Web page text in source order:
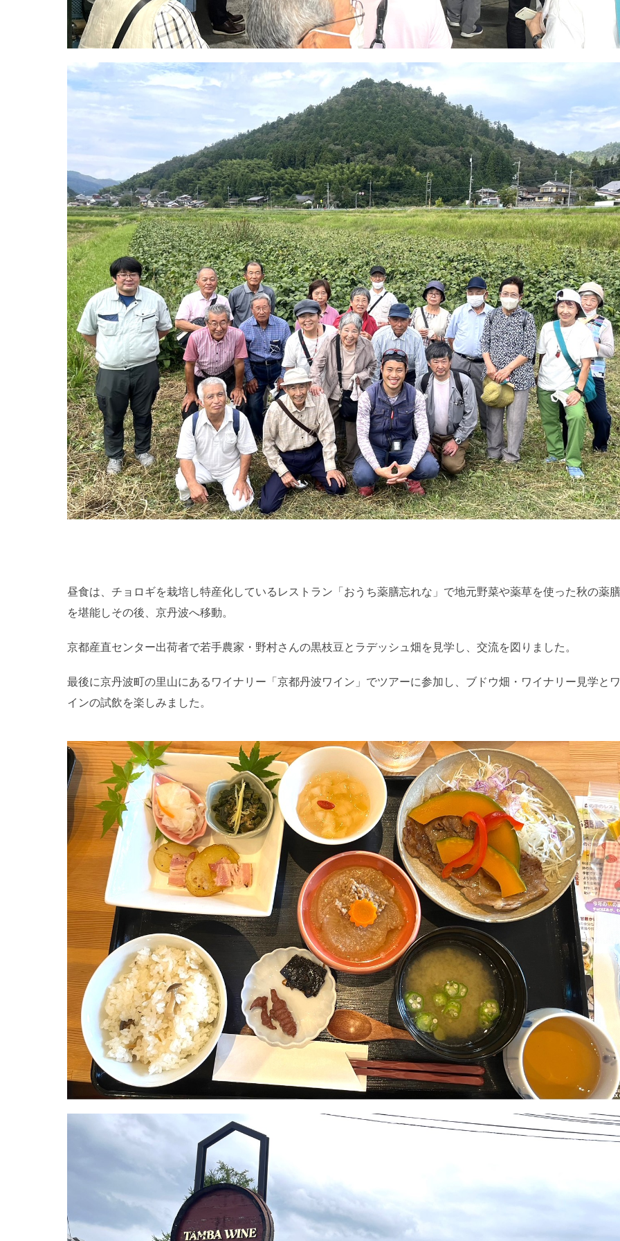
昼食は、チョロギを栽培し特産化しているレストラン「おうち薬膳忘れな」で地元野菜や薬草を使った秋の薬膳
を堪能しその後、京丹波へ移動。
京都産直センター出荷者で若手農家・野村さんの黒枝豆とラデッシュ畑を見学し、交流を図りました。
最後に京丹波町の里山にあるワイナリー「京都丹波ワイン」でツアーに参加し、ブドウ畑・ワイナリー見学とワ
インの試飲を楽しみました。